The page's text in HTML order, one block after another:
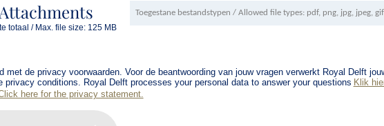
totaal / Max. file size: 125 MB
met de privacy voorwaarden. Voor de beantwoording van jouw vragen verwerkt Royal Delft
privacy conditions. Royal Delft processes your personal data to answer your questions Klik
here for the privacy statement.